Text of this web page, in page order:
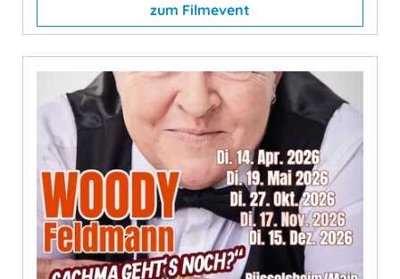
zum Filmevent